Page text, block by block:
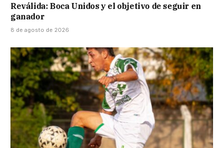
Reválida: Boca Unidos y el objetivo de seguir en
ganador
8 de agosto de 2026